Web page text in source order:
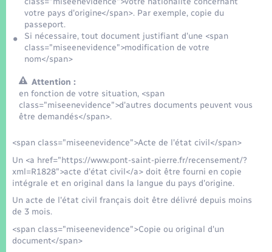
votre pays d'origine</span>. Par exemple, copie du
passeport.
Si nécessaire, tout document justifiant d'une <span
class="miseenevidence">modification de votre
nom</span>
Attention :
en fonction de votre situation, <span
class="miseenevidence">d'autres documents peuvent vous
être demandés</span>.
<span class="miseenevidence">Acte de l'état civil</span>
Un <a href="https://www.pont-saint-pierre.fr/recensement/?
xml=R1828">acte d'état civil</a> doit être fourni en copie
intégrale et en original dans la langue du pays d'origine.
Un acte de l'état civil français doit être délivré depuis moins
de 3 mois.
<span class="miseenevidence">Copie ou original d'un
document</span>